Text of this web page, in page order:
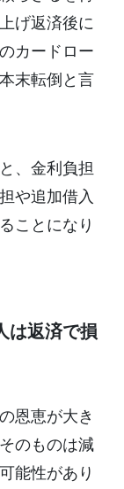
げ返済後に
カードロー
末転倒と言
、金利負担
や追加借入
ことになり
は返済で損
恩恵が大き
のものは減
能性があり